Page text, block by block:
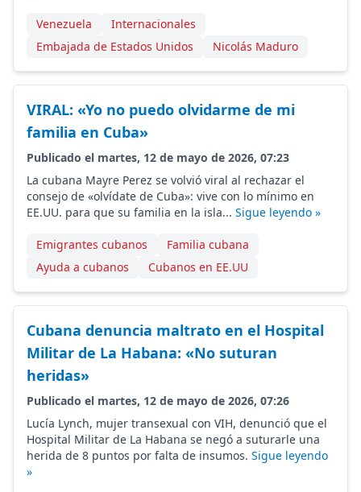
Venezuela
Internacionales
Embajada de Estados Unidos
Nicolás Maduro
VIRAL: «Yo no puedo olvidarme de mi
familia en Cuba»
Publicado el martes, 12 de mayo de 2026, 07:23
La cubana Mayre Perez se volvió viral al rechazar el
consejo de «olvídate de Cuba»: vive con lo mínimo en
EE.UU. para que su familia en la isla... Sigue leyendo »
Emigrantes cubanos
Familia cubana
Ayuda a cubanos
Cubanos en EE.UU
Cubana denuncia maltrato en el Hospital
Militar de La Habana: «No suturan
heridas»
Publicado el martes, 12 de mayo de 2026, 07:26
Lucía Lynch, mujer transexual con VIH, denunció que el
Hospital Militar de La Habana se negó a suturarle una
herida de 8 puntos por falta de insumos. Sigue leyendo
»